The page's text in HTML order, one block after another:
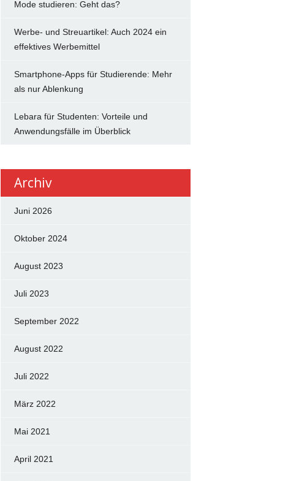
Mode studieren: Geht das?
Werbe- und Streuartikel: Auch 2024 ein
effektives Werbemittel
Smartphone-Apps für Studierende: Mehr
als nur Ablenkung
Lebara für Studenten: Vorteile und
Anwendungsfälle im Überblick
Archiv
Juni 2026
Oktober 2024
August 2023
Juli 2023
September 2022
August 2022
Juli 2022
März 2022
Mai 2021
April 2021